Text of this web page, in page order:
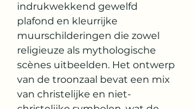
indrukwekkend gewelfd
plafond en kleurrijke
muurschilderingen die zowel
religieuze als mythologische
scènes uitbeelden. Het ontwerp
van de troonzaal bevat een mix
van christelijke en niet-